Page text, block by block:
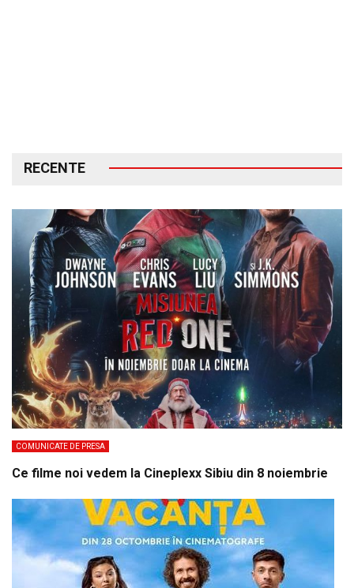
RECENTE
COMUNICATE DE PRESA
Ce filme noi vedem la Cineplexx Sibiu din 8 noiembrie